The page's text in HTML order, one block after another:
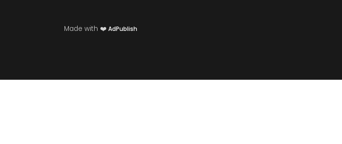
Made with ❤️ AdPublish